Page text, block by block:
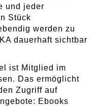
und jeder
Stück
werden zu
dauerhaft sichtbar
ist Mitglied im
Das ermöglicht
Zugriff auf
Ebooks